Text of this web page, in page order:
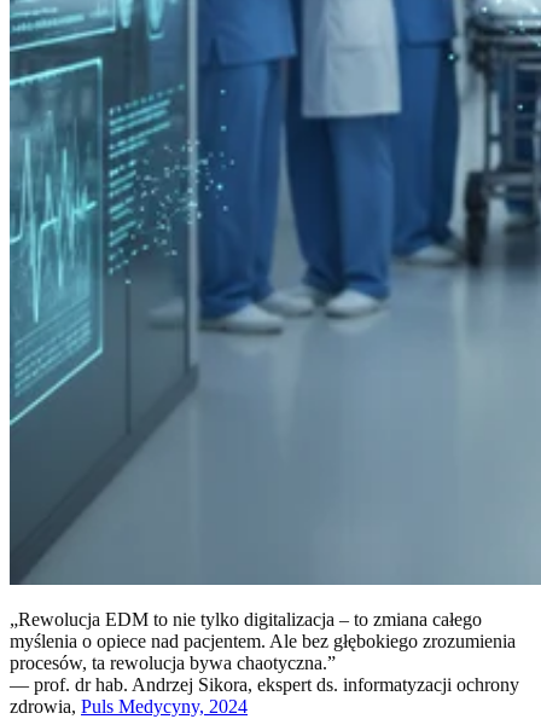
„Rewolucja EDM to nie tylko digitalizacja – to zmiana całego
myślenia o opiece nad pacjentem. Ale bez głębokiego zrozumienia
procesów, ta rewolucja bywa chaotyczna.”
— prof. dr hab. Andrzej Sikora, ekspert ds. informatyzacji ochrony
zdrowia, Puls Medycyny, 2024